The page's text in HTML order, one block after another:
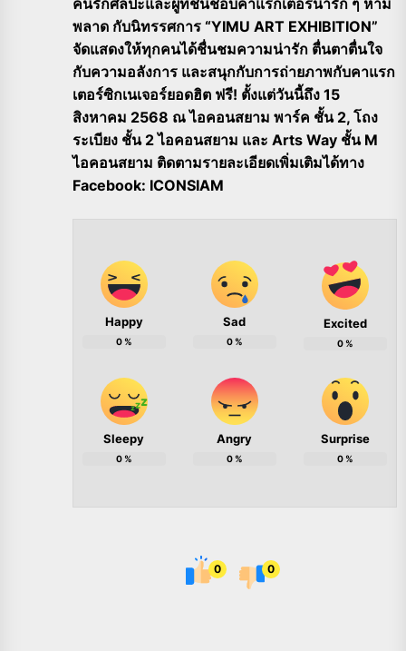
คนรักศิลปะและผู้ที่ชื่นชอบคาแรกเตอร์น่ารัก ๆ ห้าม
พลาด กับนิทรรศการ “YIMU ART EXHIBITION”
จัดแสดงให้ทุกคนได้ชื่นชมความน่ารัก ตื่นตาตื่นใจ
กับความอลังการ และสนุกกับการถ่ายภาพกับคาแรก
เตอร์ซิกเนเจอร์ยอดฮิต ฟรี! ตั้งแต่วันนี้ถึง 15
สิงหาคม 2568 ณ ไอคอนสยาม พาร์ค ชั้น 2, โถง
ระเบียง ชั้น 2 ไอคอนสยาม และ Arts Way ชั้น M
ไอคอนสยาม ติดตามรายละเอียดเพิ่มเติมได้ทาง
Facebook: ICONSIAM
Happy
0%
Sad
0%
Excited
0%
Sleepy
0%
Angry
0%
Surprise
0%
0 0